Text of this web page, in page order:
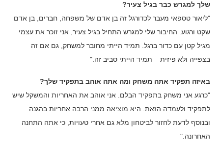
שלך למגרש כבר בגיל צעיר?
"ליאור טספאי מעבר לכדורגל זה בן אדם של משפחה, חברים, בן אדם
שקט ורגוע. החיבור שלי למגרש התחיל בגיל צעיר, אני זוכר את עצמי
מגיל קטן עם כדור ברגל. תמיד הייתי מחובר למשחק, גם אם זה
בצפייה ולא פיזית – תמיד הייתי סביב זה."
באיזה תפקיד אתה משחק ומה אתה אוהב בתפקיד שלך?
"כרגע אני משחק בתפקיד הבלם. אני אוהב את האחריות והמשקל שיש
לתפקיד ולעמדה הזאת. היא מוציאה ממני הרבה אחריות בהגנה
ובנוסף לדעת לחזור לביטחון מלא גם אחרי טעויות, כי אתה התחנה
האחרונה."